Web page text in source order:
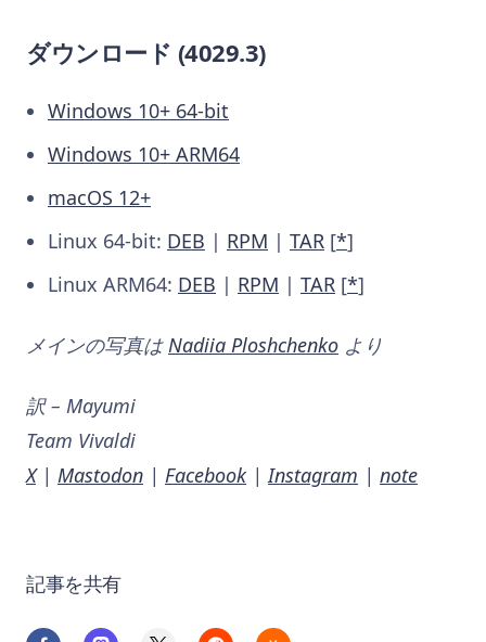
ダウンロード (4029.3)
Windows 10+ 64-bit
Windows 10+ ARM64
macOS 12+
Linux 64-bit: DEB | RPM | TAR [*]
Linux ARM64: DEB | RPM | TAR [*]
メインの写真は Nadiia Ploshchenko より
訳 – Mayumi
Team Vivaldi
X| Mastodon | Facebook | Instagram | note
記事を共有